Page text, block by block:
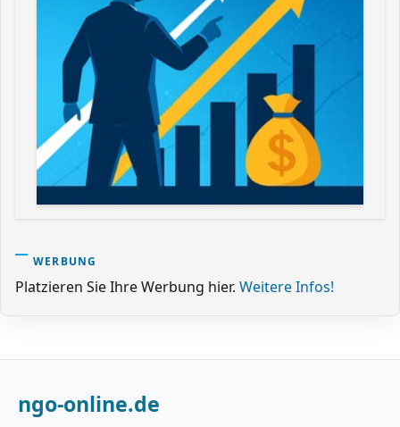
WERBUNG
Platzieren Sie Ihre Werbung hier. Weitere Infos!
ngo-online.de